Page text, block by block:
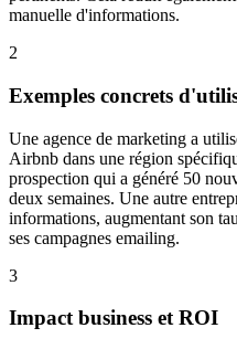
manuelle d'informations.
2
Exemples concrets
Une agence de marketing a
Airbnb dans une région
prospection qui a généré 50
deux semaines. Une autre
informations, augmentant son
ses campagnes emailing.
3
Impact business et ROI